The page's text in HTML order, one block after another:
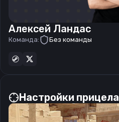
Алексей Ландас
Команда: Без команды
Настройки прицела